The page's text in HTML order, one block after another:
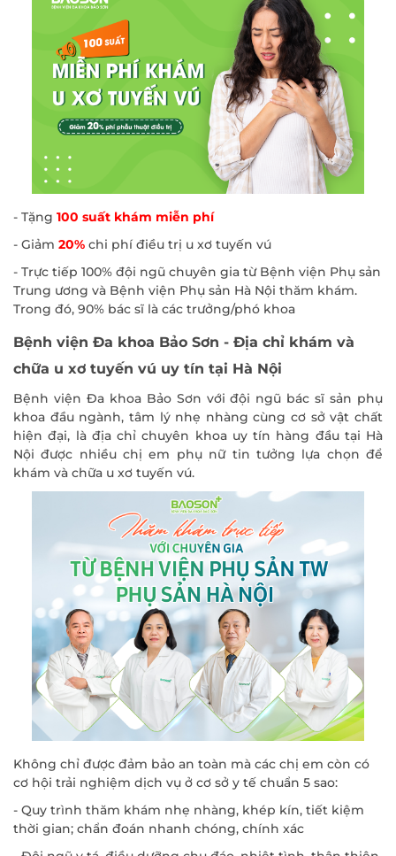
- Tặng 100 suất khám miễn phí
- Giảm 20% chi phí điều trị u xơ tuyến vú
- Trực tiếp 100% đội ngũ chuyên gia từ Bệnh viện Phụ sản
Trung ương và Bệnh viện Phụ sản Hà Nội thăm khám.
Trong đó, 90% bác sĩ là các trưởng/phó khoa
Bệnh viện Đa khoa Bảo Sơn - Địa chỉ khám và
chữa u xơ tuyến vú uy tín tại Hà Nội
Bệnh viện Đa khoa Bảo Sơn với đội ngũ bác sĩ sản phụ
khoa đầu ngành, tâm lý nhẹ nhàng cùng cơ sở vật chất
hiện đại, là địa chỉ chuyên khoa uy tín hàng đầu tại Hà
Nội được nhiều chị em phụ nữ tin tưởng lựa chọn để
khám và chữa u xơ tuyến vú.
Không chỉ được đảm bảo an toàn mà các chị em còn có
cơ hội trải nghiệm dịch vụ ở cơ sở y tế chuẩn 5 sao:
- Quy trình thăm khám nhẹ nhàng, khép kín, tiết kiệm
thời gian; chẩn đoán nhanh chóng, chính xác